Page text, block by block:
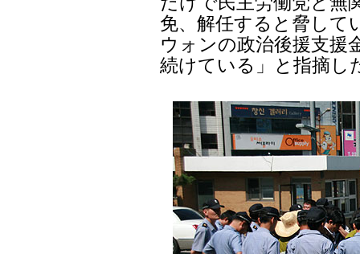
免、解任すると脅して
ウォンの政治後援支援
続けている」と指摘し